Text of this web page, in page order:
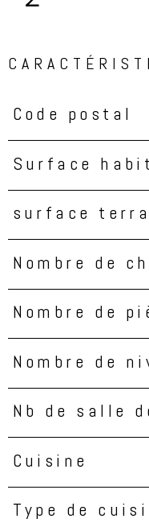
Caractéristiques Valeurs
Code postal
Surface
surface
Nombre de
Nombre de
Nombre de
Nb de salle
Cuisine
Type de